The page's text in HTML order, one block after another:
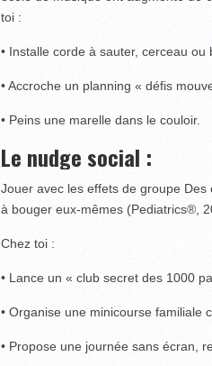
toi :
• Installe corde à sauter, cerceau ou
• Accroche un planning « défis
• Peins une marelle dans le couloir.
Le nudge social :
Jouer avec les effets de groupe Des
à bouger eux-mêmes (Pediatrics®,
Chez toi :
• Lance un « club secret des 1000
• Organise une minicourse familiale
• Propose une journée sans écran,